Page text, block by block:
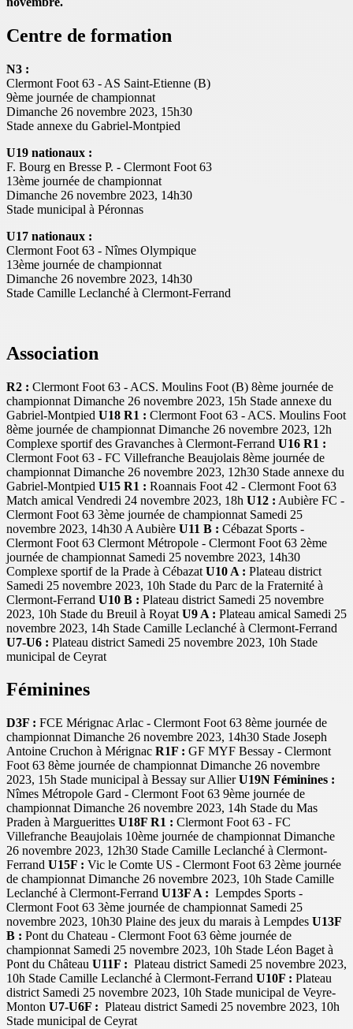
Centre de formation
N3 :
Clermont Foot 63 - AS Saint-Etienne (B)
9ème journée de championnat
Dimanche 26 novembre 2023, 15h30
Stade annexe du Gabriel-Montpied
U19 nationaux :
F. Bourg en Bresse P. - Clermont Foot 63
13ème journée de championnat
Dimanche 26 novembre 2023, 14h30
Stade municipal à Péronnas
U17 nationaux :
Clermont Foot 63 - Nîmes Olympique
13ème journée de championnat
Dimanche 26 novembre 2023, 14h30
Stade Camille Leclanché à Clermont-Ferrand
Association
R2 : Clermont Foot 63 - ACS. Moulins Foot (B) 8ème journée de
championnat Dimanche 26 novembre 2023, 15h Stade annexe du
Gabriel-Montpied U18 R1 : Clermont Foot 63 - ACS. Moulins Foot
8ème journée de championnat Dimanche 26 novembre 2023, 12h
Complexe sportif des Gravanches à Clermont-Ferrand U16 R1 :
Clermont Foot 63 - FC Villefranche Beaujolais 8ème journée de
championnat Dimanche 26 novembre 2023, 12h30 Stade annexe du
Gabriel-Montpied U15 R1 : Roannais Foot 42 - Clermont Foot 63
Match amical Vendredi 24 novembre 2023, 18h U12 : Aubière FC -
Clermont Foot 63 3ème journée de championnat Samedi 25
novembre 2023, 14h30 A Aubière U11 B : Cébazat Sports -
Clermont Foot 63 Clermont Métropole - Clermont Foot 63 2ème
journée de championnat Samedi 25 novembre 2023, 14h30
Complexe sportif de la Prade à Cébazat U10 A : Plateau district
Samedi 25 novembre 2023, 10h Stade du Parc de la Fraternité à
Clermont-Ferrand U10 B : Plateau district Samedi 25 novembre
2023, 10h Stade du Breuil à Royat U9 A : Plateau amical Samedi 25
novembre 2023, 14h Stade Camille Leclanché à Clermont-Ferrand
U7-U6 : Plateau district Samedi 25 novembre 2023, 10h Stade
municipal de Ceyrat
Féminines
D3F : FCE Mérignac Arlac - Clermont Foot 63 8ème journée de
championnat Dimanche 26 novembre 2023, 14h30 Stade Joseph
Antoine Cruchon à Mérignac R1F : GF MYF Bessay - Clermont
Foot 63 8ème journée de championnat Dimanche 26 novembre
2023, 15h Stade municipal à Bessay sur AllierU19N Féminines :
Nîmes Métropole Gard - Clermont Foot 63 9ème journée de
championnat Dimanche 26 novembre 2023, 14h Stade du Mas
Praden à Marguerittes U18F R1 : Clermont Foot 63 - FC
Villefranche Beaujolais 10ème journée de championnat Dimanche
26 novembre 2023, 12h30 Stade Camille Leclanché à Clermont-
Ferrand U15F : Vic le Comte US - Clermont Foot 63 2ème journée
de championnat Dimanche 26 novembre 2023, 10h Stade Camille
Leclanché à Clermont-Ferrand U13F A : Lempdes Sports -
Clermont Foot 63 3ème journée de championnat Samedi 25
novembre 2023, 10h30 Plaine des jeux du marais à Lempdes U13F
B : Pont du Chateau - Clermont Foot 63 6ème journée de
championnat Samedi 25 novembre 2023, 10h Stade Léon Baget à
Pont du Château U11F : Plateau district Samedi 25 novembre 2023,
10h Stade Camille Leclanché à Clermont-Ferrand U10F : Plateau
district Samedi 25 novembre 2023, 10h Stade municipal de Veyre-
Monton U7-U6F : Plateau district Samedi 25 novembre 2023, 10h
Stade municipal de Ceyrat